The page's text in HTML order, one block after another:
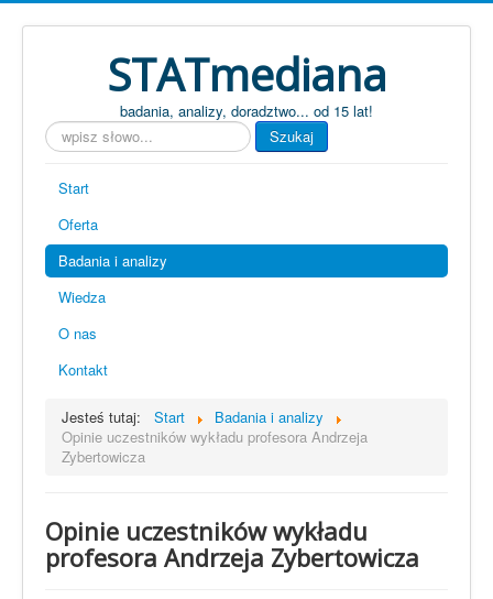
STATmediana
badania, analizy, doradztwo... od 15 lat!
Szukaj...
Szukaj
Start
Oferta
Badania i analizy
Wiedza
O nas
Kontakt
Jesteś tutaj: Start
Badania i analizy
Opinie uczestników wykładu profesora Andrzeja
Zybertowicza
Opinie uczestników wykładu
profesora Andrzeja Zybertowicza